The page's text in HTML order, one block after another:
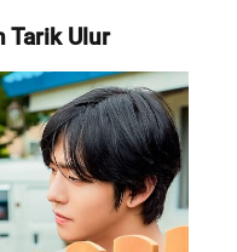
Tarik Ulur